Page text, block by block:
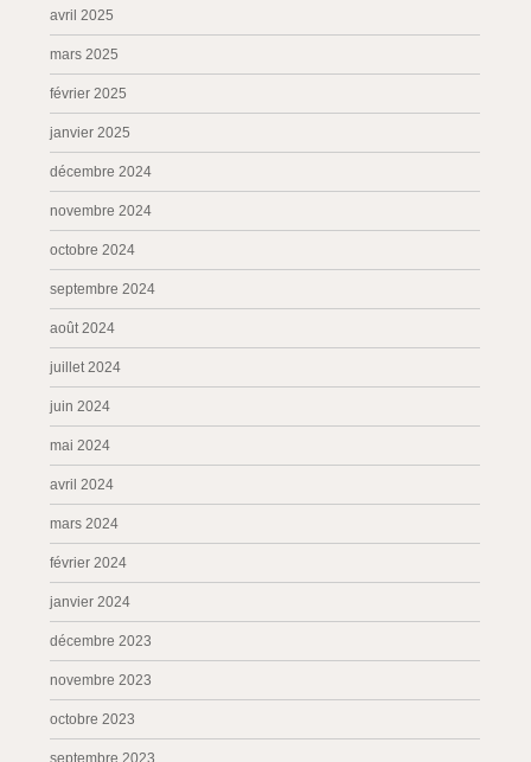
avril 2025
mars 2025
février 2025
janvier 2025
décembre 2024
novembre 2024
octobre 2024
septembre 2024
août 2024
juillet 2024
juin 2024
mai 2024
avril 2024
mars 2024
février 2024
janvier 2024
décembre 2023
novembre 2023
octobre 2023
septembre 2023